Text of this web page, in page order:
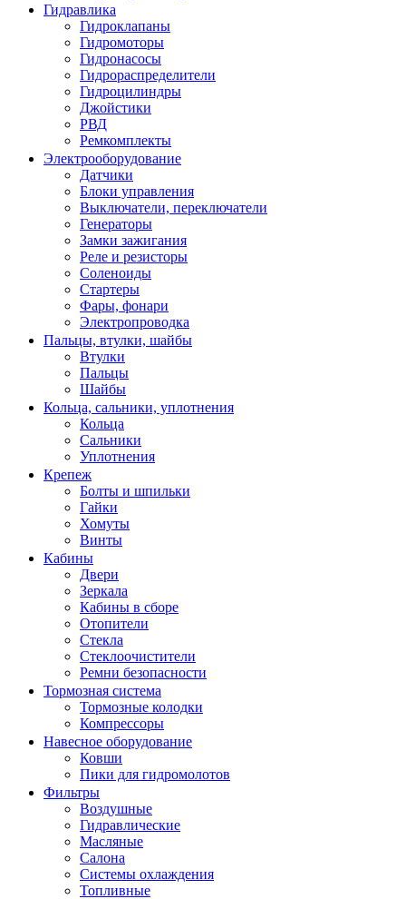
Гидравлика
Гидроклапаны
Гидромоторы
Гидронасосы
Гидрораспределители
Гидроцилиндры
Джойстики
РВД
Ремкомплекты
Электрооборудование
Датчики
Блоки управления
Выключатели, переключатели
Генераторы
Замки зажигания
Реле и резисторы
Соленоиды
Стартеры
Фары, фонари
Электропроводка
Пальцы, втулки, шайбы
Втулки
Пальцы
Шайбы
Кольца, сальники, уплотнения
Кольца
Сальники
Уплотнения
Крепеж
Болты и шпильки
Гайки
Хомуты
Винты
Кабины
Двери
Зеркала
Кабины в сборе
Отопители
Стекла
Стеклоочистители
Ремни безопасности
Тормозная система
Тормозные колодки
Компрессоры
Навесное оборудование
Ковши
Пики для гидромолотов
Фильтры
Воздушные
Гидравлические
Масляные
Салона
Системы охлаждения
Топливные